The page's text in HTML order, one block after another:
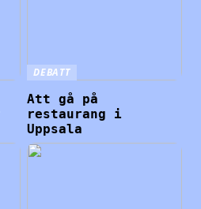
DEBATT
Att gå på
restaurang i
Uppsala